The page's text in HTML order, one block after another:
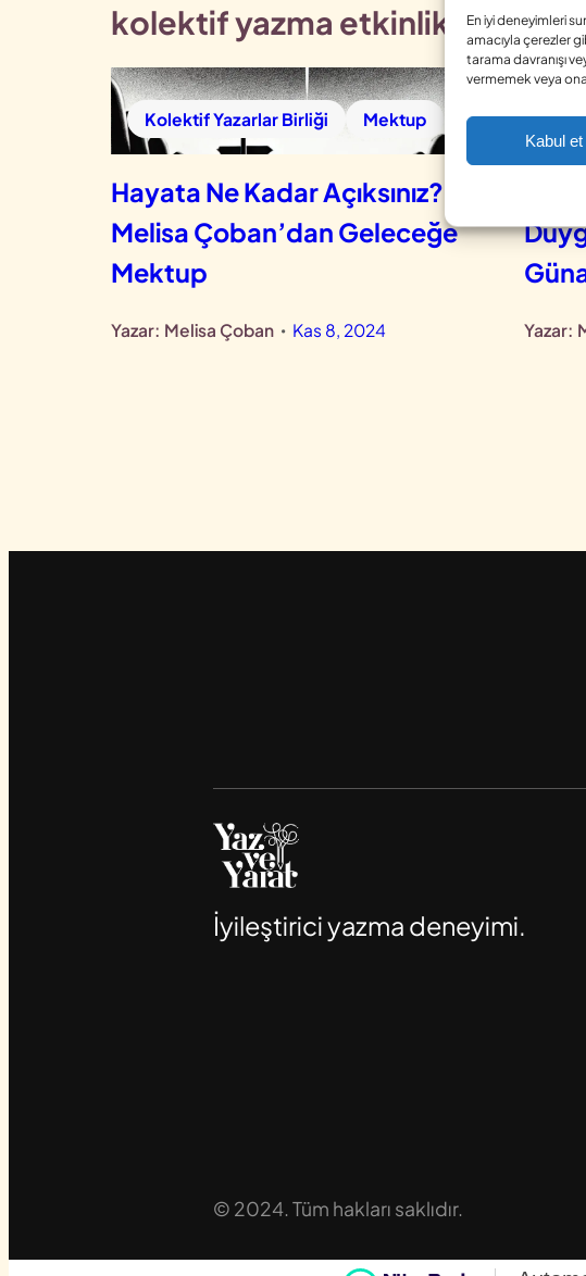
En iyi deneyimleri
amacıyla çerezler
tarama davranışı
vermemek veya
Kabul et
kolektif yazma etkinliklerinde
Kolektif Yazarlar Birliği Mektup
Hayata Ne Kadar Açıksınız? –
Melisa Çoban’dan Geleceğe
Mektup
Yazar: Melisa Çoban • Kas 8, 2024 Yazar:
İyileştirici yazma deneyimi.
© 2024. Tüm hakları saklıdır.